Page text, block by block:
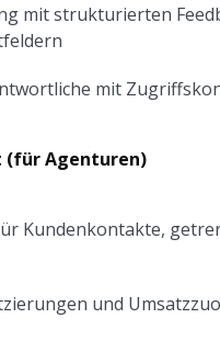
mit strukturierten
mit
(für Agenturen)
Kundenkontakte,
und